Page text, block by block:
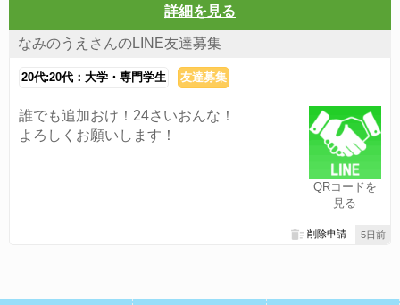
詳細を見る
なみのうえさんのLINE友達募集
20代:20代：大学・専門学生 友達募集
QRコードを
見る
誰でも追加おけ！24さいおんな！
よろしくお願いします！
5日前
削除申請